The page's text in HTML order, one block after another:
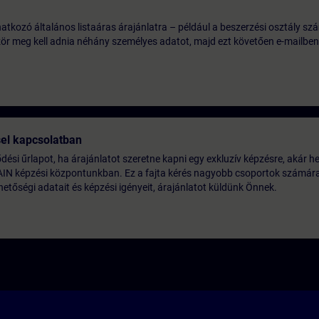
általános listaáras árajánlatra – például a beszerzési osztály
meg kell adnia néhány személyes adatot, majd ezt követően e-
kapcsolatban
űrlapot, ha árajánlatot szeretne kapni egy exkluzív képzésre, akár
képzési központunkban. Ez a fajta kérés nagyobb csoportok
adatait és képzési igényeit, árajánlatot küldünk Önnek.